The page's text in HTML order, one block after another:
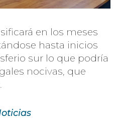
en los meses
hasta inicios
sur lo que podría
nocivas, que